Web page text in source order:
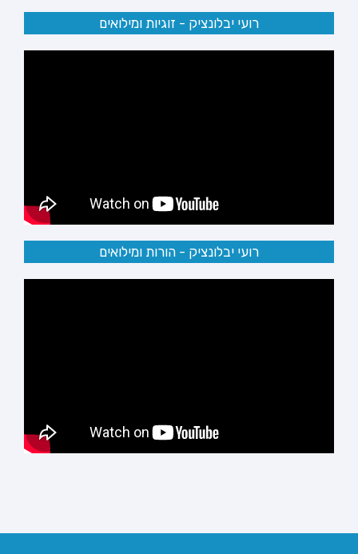
רועי יבלונציק - זוגיות ומילואים
רועי יבלונציק - הורות ומילואים